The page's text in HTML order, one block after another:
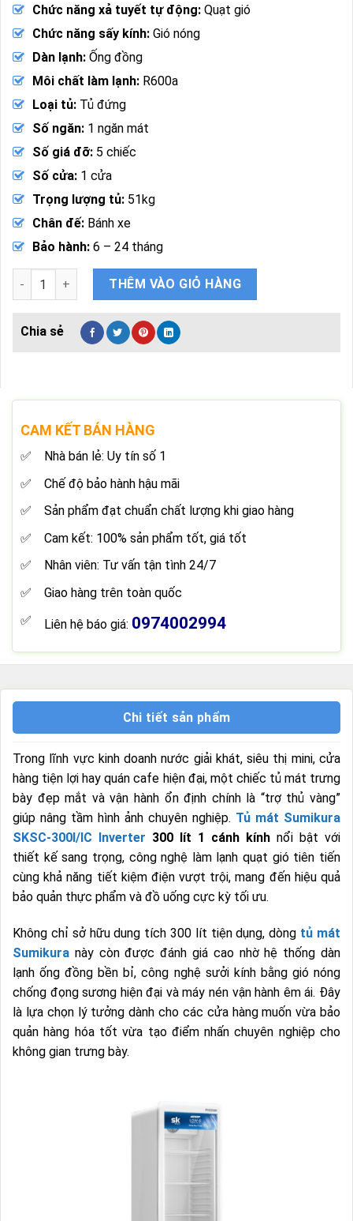
Chức năng xả tuyết tự động: Quạt gió
Chức năng sấy kính: Gió nóng
Dàn lạnh: Ống đồng
Môi chất làm lạnh: R600a
Loại tủ: Tủ đứng
Số ngăn: 1 ngăn mát
Số giá đỡ: 5 chiếc
Số cửa: 1 cửa
Trọng lượng tủ: 51kg
Chân đế: Bánh xe
Bảo hành: 6 – 24 tháng
Tủ Mát Sumikura SKSC-300I/IC Inverter 300 Lít 1 Cánh Kính
THÊM VÀO GIỎ HÀNG
CAM KẾT BÁN HÀNG
Nhà bán lẻ: Uy tín số 1
Chế độ bảo hành hậu mãi
Sản phẩm đạt chuẩn chất lượng khi giao hàng
Cam kết: 100% sản phẩm tốt, giá tốt
Nhân viên: Tư vấn tận tình 24/7
Giao hàng trên toàn quốc
Liên hệ báo giá: 0974002994
Chi tiết sản phẩm
Trong lĩnh vực kinh doanh nước giải khát, siêu thị mini, cửa
hàng tiện lợi hay quán cafe hiện đại, một chiếc tủ mát trưng
bày đẹp mắt và vận hành ổn định chính là “trợ thủ vàng”
giúp nâng tầm hình ảnh chuyên nghiệp. Tủ mát Sumikura
SKSC-300I/IC Inverter 300 lít 1 cánh kính nổi bật với
thiết kế sang trọng, công nghệ làm lạnh quạt gió tiên tiến
cùng khả năng tiết kiệm điện vượt trội, mang đến hiệu quả
bảo quản thực phẩm và đồ uống cực kỳ tối ưu.
Không chỉ sở hữu dung tích 300 lít tiện dụng, dòng tủ mát
Sumikura này còn được đánh giá cao nhờ hệ thống dàn
lạnh ống đồng bền bỉ, công nghệ sưởi kính bằng gió nóng
chống đọng sương hiện đại và máy nén vận hành êm ái. Đây
là lựa chọn lý tưởng dành cho các cửa hàng muốn vừa bảo
quản hàng hóa tốt vừa tạo điểm nhấn chuyên nghiệp cho
không gian trưng bày.